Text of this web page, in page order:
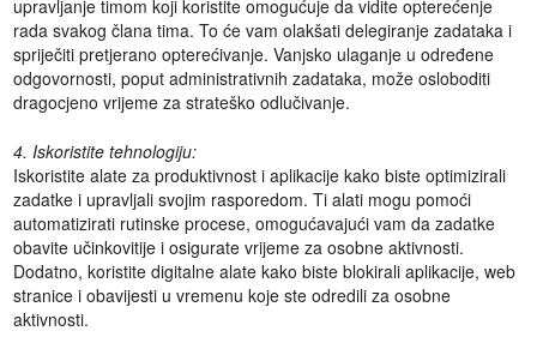
upravljanje timom koji koristite omogućuje da vidite opterećenje
rada svakog člana tima. To će vam olakšati delegiranje zadataka i
spriječiti pretjerano opterećivanje. Vanjsko ulaganje u određene
odgovornosti, poput administrativnih zadataka, može osloboditi
dragocjeno vrijeme za strateško odlučivanje.
4. Iskoristite tehnologiju:
Iskoristite alate za produktivnost i aplikacije kako biste optimizirali
zadatke i upravljali svojim rasporedom. Ti alati mogu pomoći
automatizirati rutinske procese, omogućavajući vam da zadatke
obavite učinkovitije i osigurate vrijeme za osobne aktivnosti.
Dodatno, koristite digitalne alate kako biste blokirali aplikacije, web
stranice i obavijesti u vremenu koje ste odredili za osobne
aktivnosti.